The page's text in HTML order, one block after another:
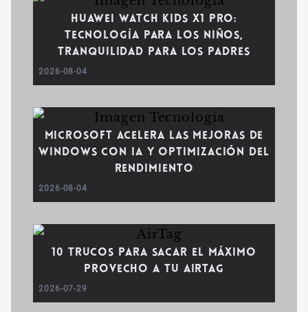
Huawei WATCH Kids X1 Pro:
tecnología para los niños,
tranquilidad para los padres
2026-08-04
Microsoft acelera las mejoras de
Windows con IA y optimización del
rendimiento
2026-08-04
10 trucos para sacar el máximo
provecho a tu AirTag
2026-07-29